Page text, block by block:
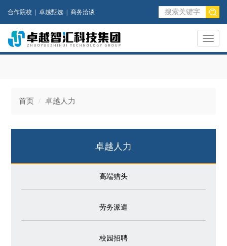
合作院校 卓越甄选 商务洽谈
Toggle
首页 卓越人力
卓越人力
高端猎头
劳务派遣
校园招聘